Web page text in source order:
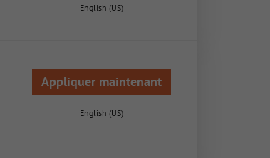
English (US)
Appliquer maintenant
English (US)